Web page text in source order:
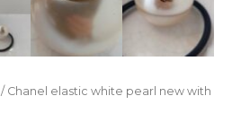
/ Chanel elastic white pearl new with